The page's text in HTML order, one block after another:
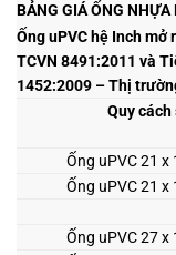
BẢNG GIÁ ỐNG
Ống uPVC hệ Inch
TCVN 8491:2011 và
1452:2009 – Thị
Quy cách
Ống uPVC 21 x
Ống uPVC 21 x
Ống uPVC 27 x